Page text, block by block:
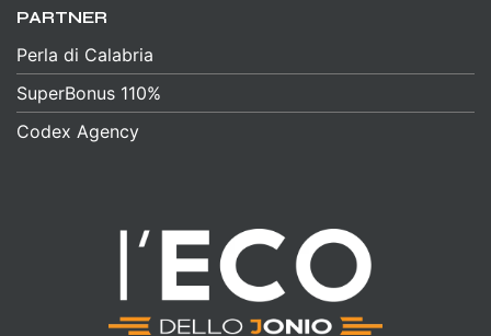
PARTNER
Perla di Calabria
SuperBonus 110%
Codex Agency